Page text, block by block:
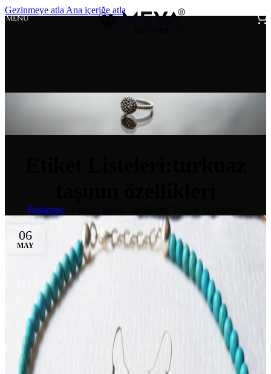
Gezinmeye atla Ana içeriğe atla
MENÜ
Başlangıç/
06
MAY